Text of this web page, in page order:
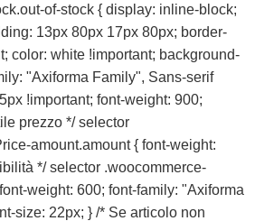
of-stock { display: inline-block;
13px 80px 17px 80px; border-
color: white !important; background-
"Axiforma Family", Sans-serif
!important; font-weight: 900;
prezzo */ selector
amount.amount { font-weight:
*/ selector .woocommerce-
weight: 600; font-family: "Axiforma
size: 22px; } /* Se articolo non